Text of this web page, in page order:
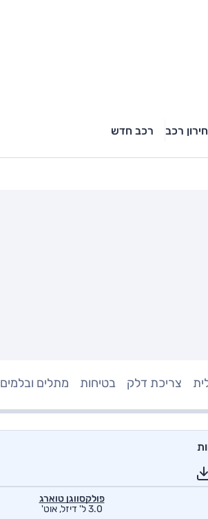
רכב רכב חדש
צריכת דלק בטיחות מתלים ובלמים
פולקסווגן טוארג
3.0 ל' דיזל, אוט'